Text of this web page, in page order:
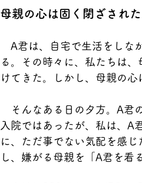
母親の心は固く閉ざされ
A君は、自宅で生活をしな
る。その時々に、私たちは
けてきた。しかし、母親の心
そんなある日の夕方。A君
入院ではあったが、私は、A
に、ただ事でない気配を感
し、嫌がる母親を「A君を看